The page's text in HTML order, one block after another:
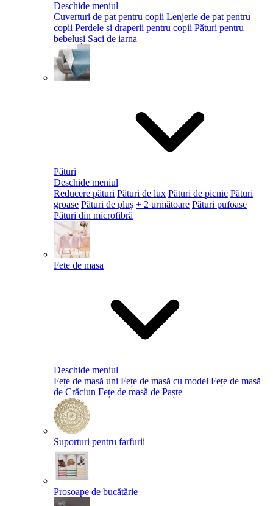
Deschide meniul
Cuverturi de pat pentru copii Lenjerie de pat pentru
copii Perdele și draperii pentru copii Pături pentru
bebeluși Saci de iarna
Pături
Deschide meniul
Reducere pături Pături de lux Pături de picnic Pături
groase Pături de pluș + 2 următoare Pături pufoase
Pături din microfibră
Fete de masa
Deschide meniul
Fețe de masă uni Fețe de masă cu model Fețe de masă
de Crăciun Fețe de masă de Paște​
Suporturi pentru farfurii
Prosoape de bucătărie